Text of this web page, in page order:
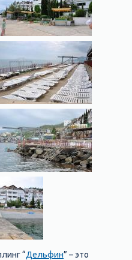
“Дельфин” – это